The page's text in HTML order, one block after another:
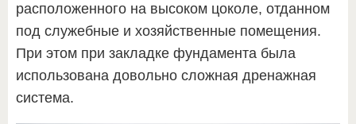
расположенного на высоком цоколе, отданном
под служебные и хозяйственные помещения.
При этом при закладке фундамента была
использована довольно сложная дренажная
система.